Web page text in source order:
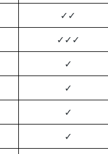
✓ ✓
✓ ✓ ✓
✓
✓
✓
✓